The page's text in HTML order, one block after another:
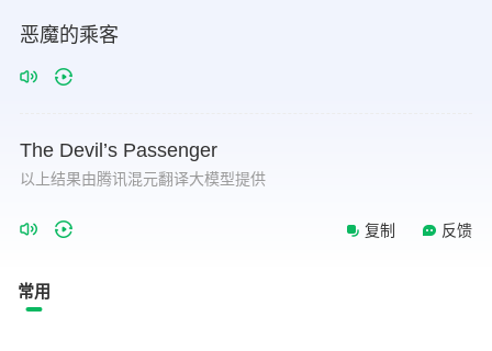
恶魔的乘客
The Devil’s Passenger
以上结果由腾讯混元翻译大模型提供
复制 反馈
常用